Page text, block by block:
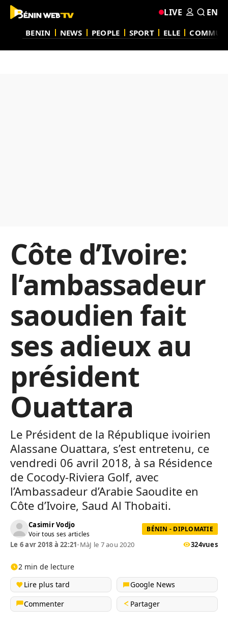
BENIN NEWS PEOPLE SPORT ELLE
LIVE EN
Côte d’Ivoire:
l’ambassadeur
saoudien fait
ses adieux au
président
Ouattara
Le Président de la République ivoirien
Alassane Ouattara, s’est entretenu, ce
vendredi 06 avril 2018, à sa Résidence
de Cocody-Riviera Golf, avec
l’Ambassadeur d’Arabie Saoudite en
Côte d’Ivoire, Saud Al Thobaiti.
Casimir Vodjo
Voir tous ses articles
BÉNIN - DIPLOMATIE
Le 6 avr 2018 à 22:21•MàJ le 7 aou 2020 324vues
2 min de lecture
Lire plus tard
Google News
Commenter
Partager